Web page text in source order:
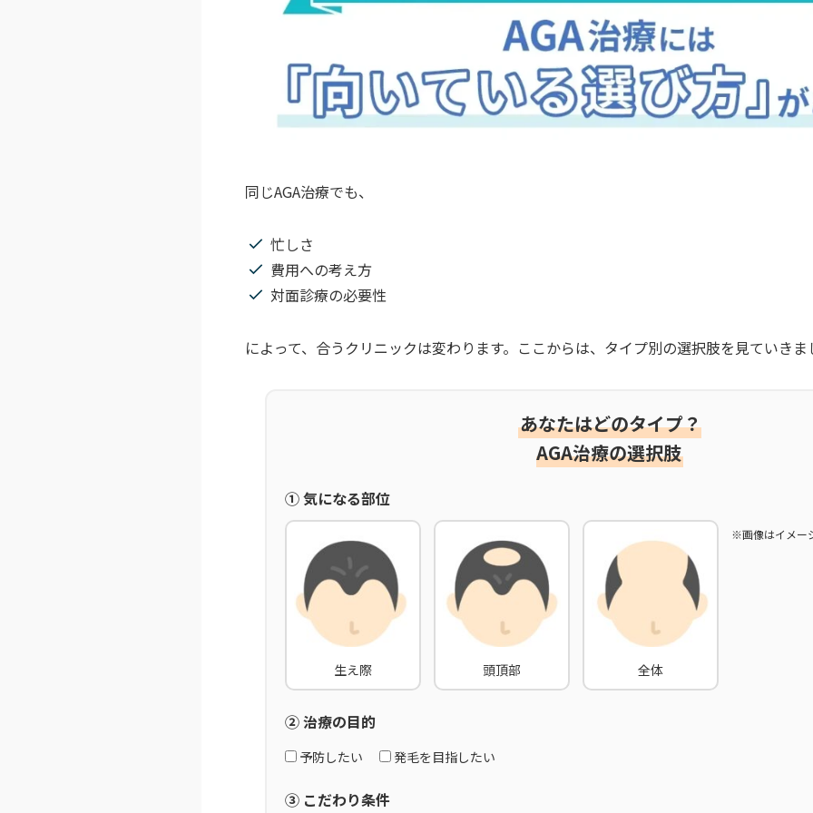
同じAGA治療でも、
忙しさ
費用への考え方
対面診療の必要性
によって、合うクリニックは変わります。ここからは、タイプ別の選択肢を見ていきま
あなたはどのタイプ？
AGA治療の選択肢
① 気になる部位
生え際 頭頂部 全体
※画像はイメー
② 治療の目的
予防したい 発毛を目指したい
③ こだわり条件